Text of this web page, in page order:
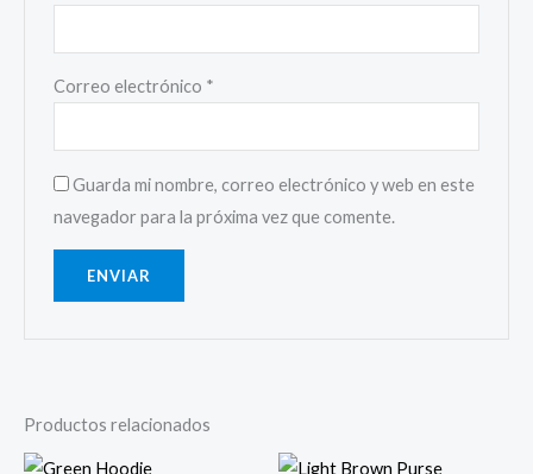
Correo electrónico *
Guarda mi nombre, correo electrónico y web en este
navegador para la próxima vez que comente.
Productos relacionados